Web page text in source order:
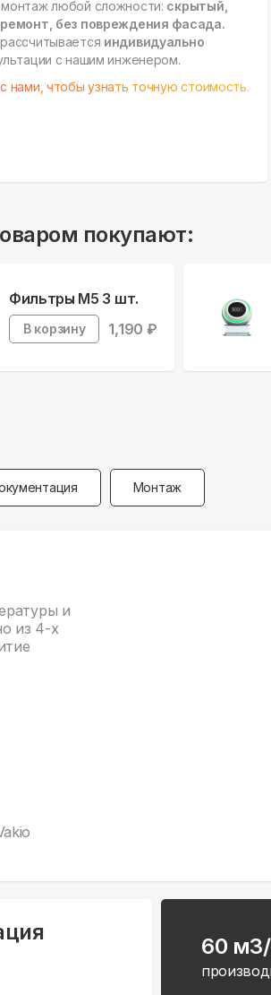
любой сложности: скрытый,
без повреждения фасада.
индивидуально
с нашим инженером.
нами, чтобы узнать точную стоимость.
покупают:
Фильтры M5 3 шт.
В корзину 1,190 ₽
Монтаж
и
из 4-х
60